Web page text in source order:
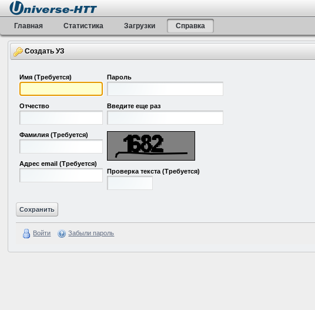
Главная Статистика Загрузки Справка
Создать УЗ
Имя (Требуется)
Отчество
Фамилия (Требуется)
Адрес email (Требуется)
Пароль
Введите еще раз
Проверка текста (Требуется)
Войти Забыли пароль